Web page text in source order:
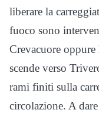
liberare la
fuoco sono
Crevacuore
scende verso
rami finiti sulla
circolazione. A